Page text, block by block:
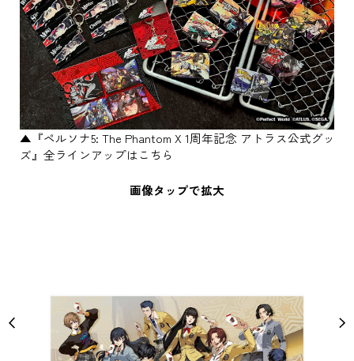
▲『ペルソナ5: The Phantom X 1周年記念 アトラス公式グッ
ズ』全ラインアップはこちら
画像タップで拡大